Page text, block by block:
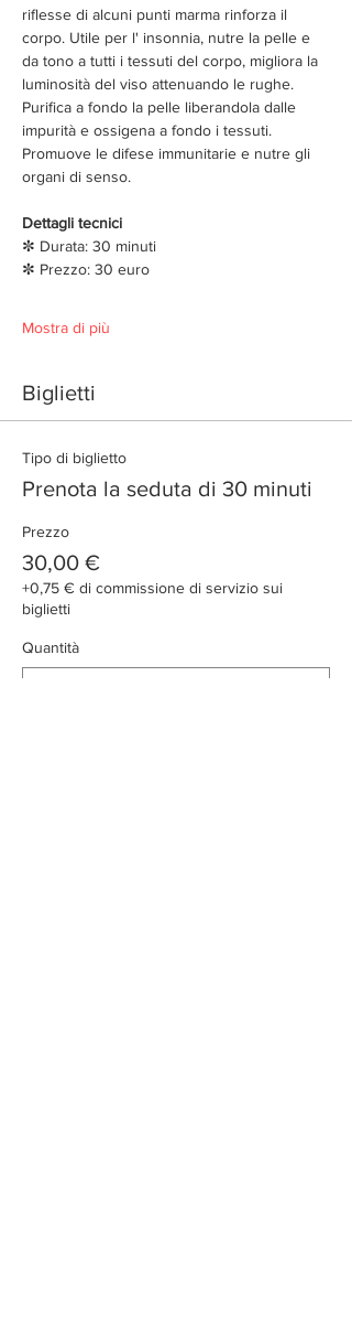
riflesse di alcuni punti marma rinforza il
corpo. Utile per l' insonnia, nutre la pelle e
da tono a tutti i tessuti del corpo, migliora la
luminosità del viso attenuando le rughe.
Purifica a fondo la pelle liberandola dalle
impurità e ossigena a fondo i tessuti.
Promuove le difese immunitarie e nutre gli
organi di senso.
Dettagli tecnici
✼ Durata: 30 minuti
✼ Prezzo: 30 euro
Mostra di più
Biglietti
Tipo di biglietto
Prenota la seduta di 30 minuti
Prezzo
30,00 €
+0,75 € di commissione di servizio sui
biglietti
Quantità